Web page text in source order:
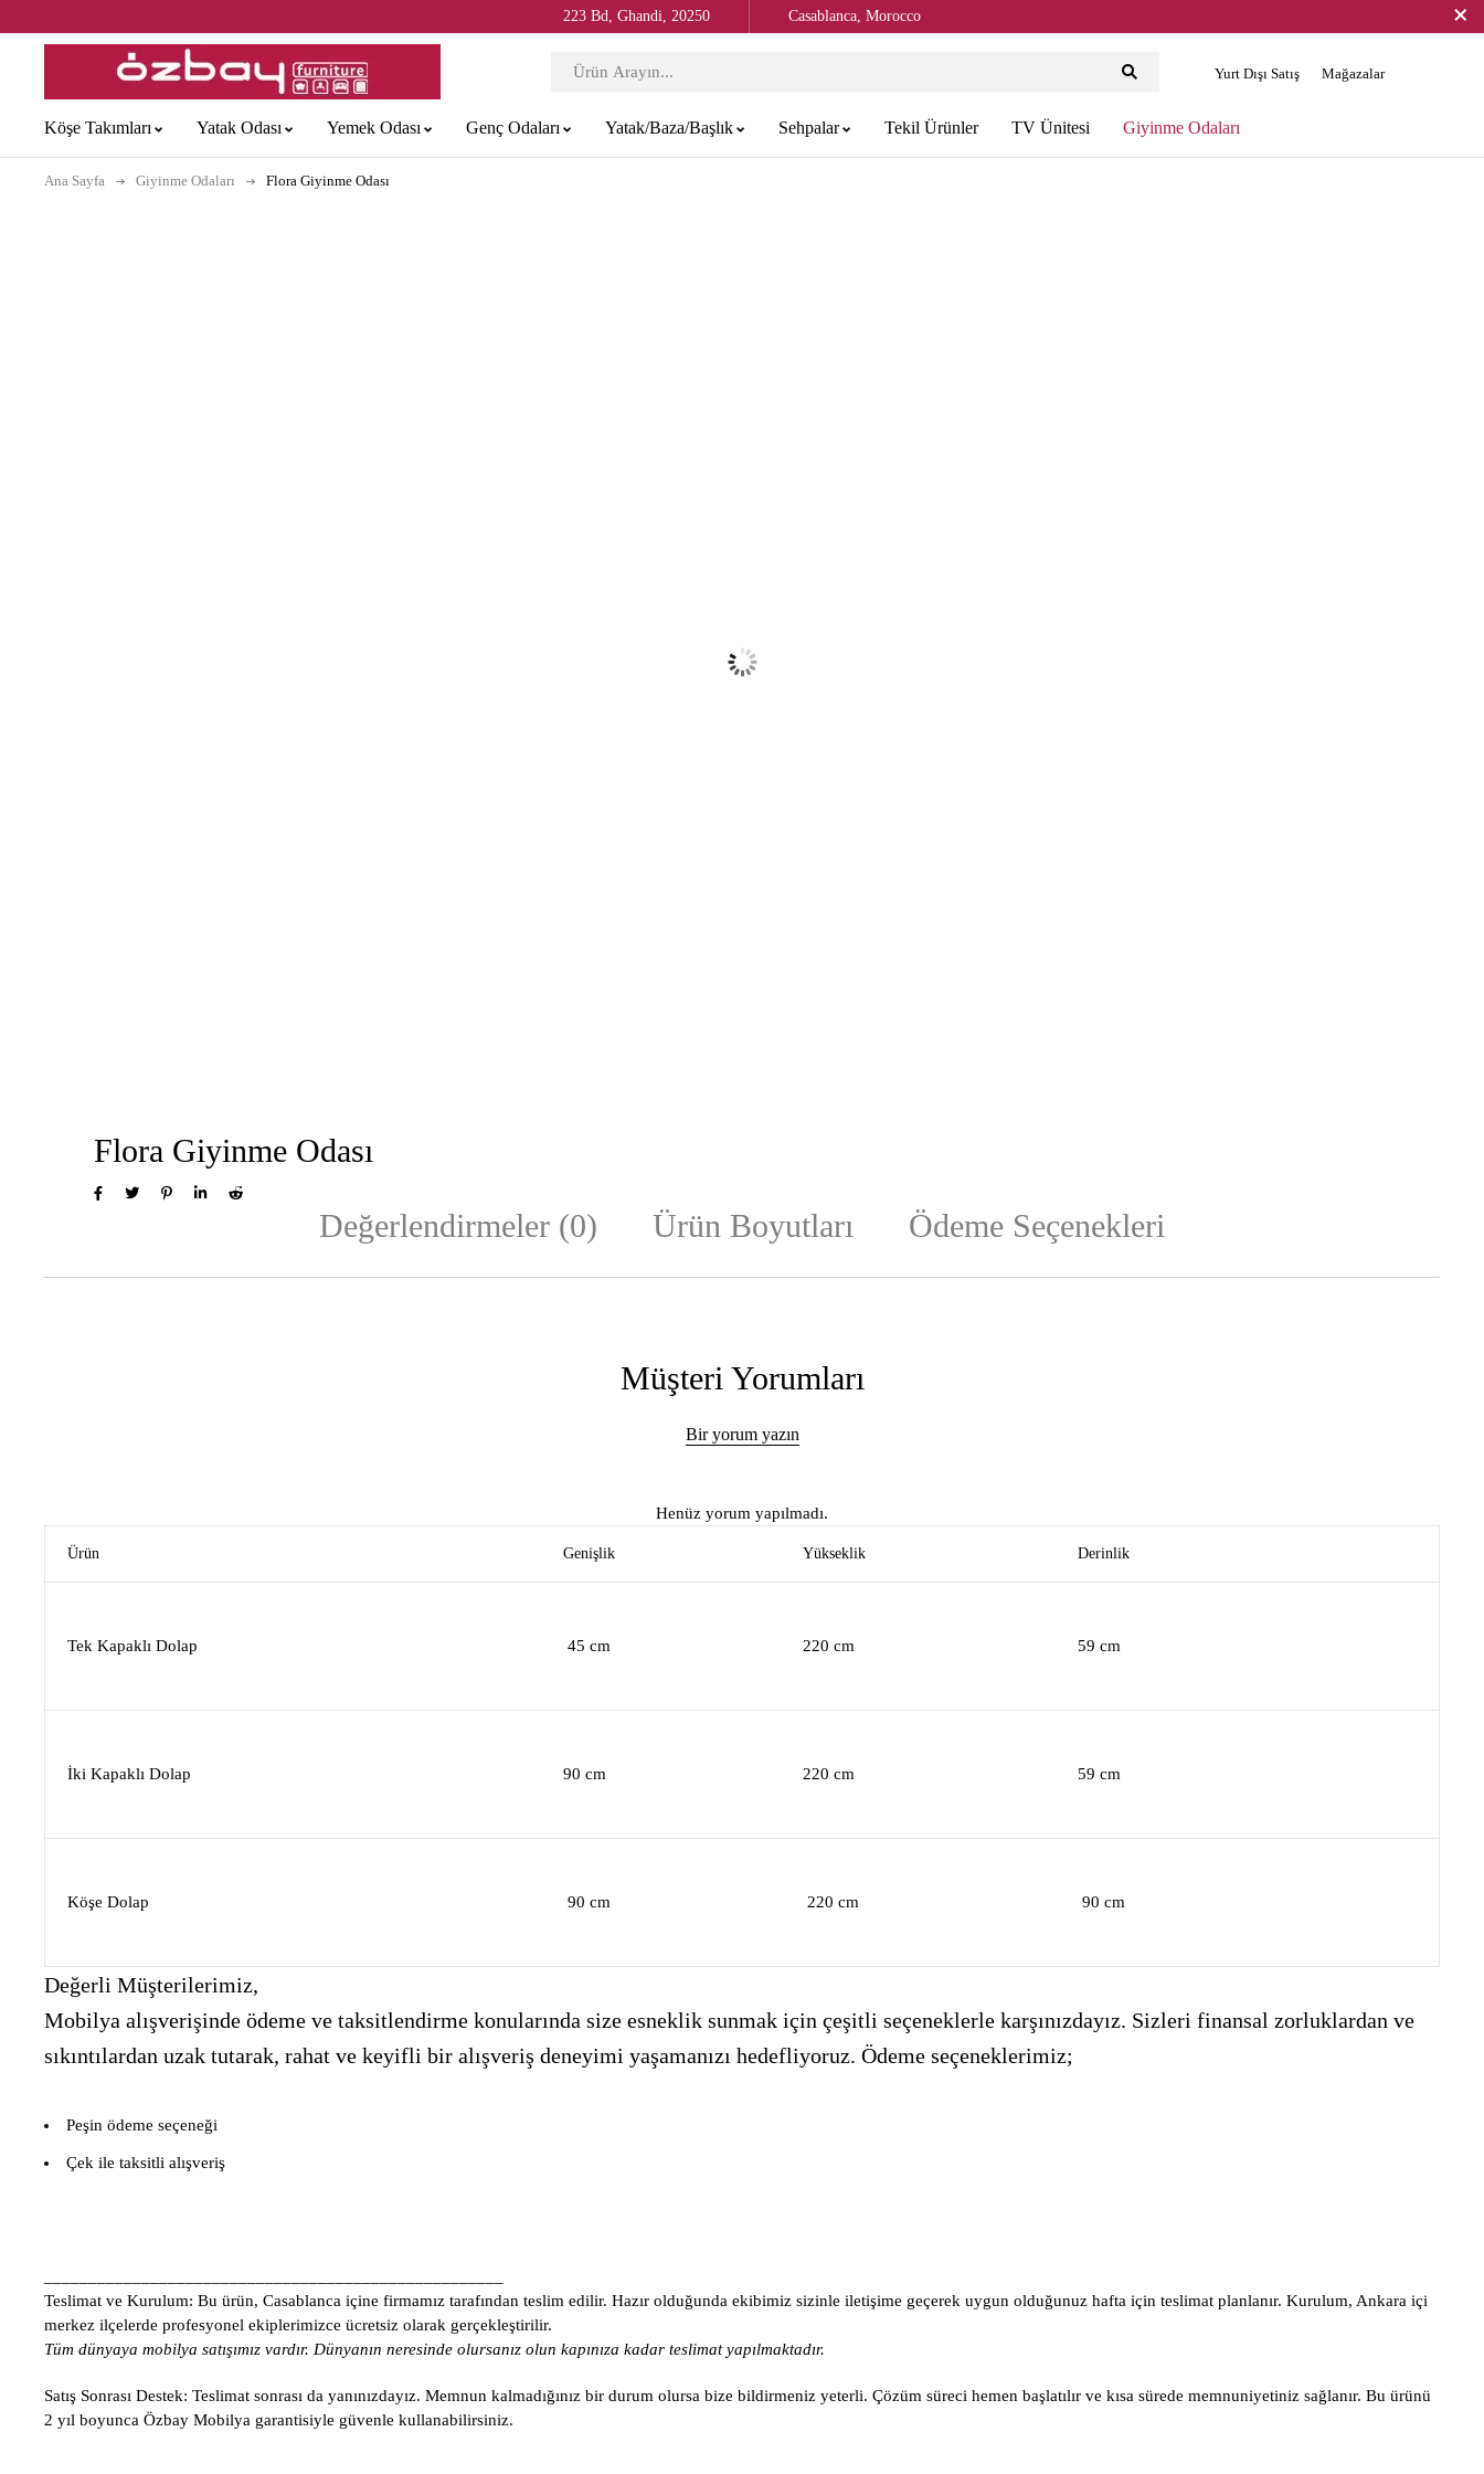
223 Bd, Ghandi, 20250 Casablanca, Morocco
Yurt Dışı Satış Mağazalar
Köşe Takımları Yatak Odası Yemek Odası Genç Odaları Yatak/Baza/Başlık Sehpalar Tekil Ürünler TV Ünitesi Giyinme Odaları
Ana Sayfa Giyinme Odaları Flora Giyinme Odası
Flora Giyinme Odası
Değerlendirmeler (0) Ürün Boyutları Ödeme Seçenekleri
Müşteri Yorumları
Bir yorum yazın
Henüz yorum yapılmadı.
Ürün Genişlik Yükseklik Derinlik
Tek Kapaklı Dolap 45 cm 220 cm 59 cm
İki Kapaklı Dolap 90 cm 220 cm 59 cm
Köşe Dolap 90 cm 220 cm 90 cm
Değerli Müşterilerimiz,
Mobilya alışverişinde ödeme ve taksitlendirme konularında size esneklik sunmak için çeşitli seçeneklerle karşınızdayız. Sizleri finansal zorluklardan ve
sıkıntılardan uzak tutarak, rahat ve keyifli bir alışveriş deneyimi yaşamanızı hedefliyoruz. Ödeme seçeneklerimiz;
Peşin ödeme seçeneği
Çek ile taksitli alışveriş
Teslimat ve Kurulum: Bu ürün, Casablanca içine firmamız tarafından teslim edilir. Hazır olduğunda ekibimiz sizinle iletişime geçerek uygun olduğunuz hafta için teslimat planlanır. Kurulum, Ankara içi
merkez ilçelerde profesyonel ekiplerimizce ücretsiz olarak gerçekleştirilir.
Tüm dünyaya mobilya satışımız vardır. Dünyanın neresinde olursanız olun kapınıza kadar teslimat yapılmaktadır.
Satış Sonrası Destek: Teslimat sonrası da yanınızdayız. Memnun kalmadığınız bir durum olursa bize bildirmeniz yeterli. Çözüm süreci hemen başlatılır ve kısa sürede memnuniyetiniz sağlanır. Bu ürünü
2 yıl boyunca Özbay Mobilya garantisiyle güvenle kullanabilirsiniz.